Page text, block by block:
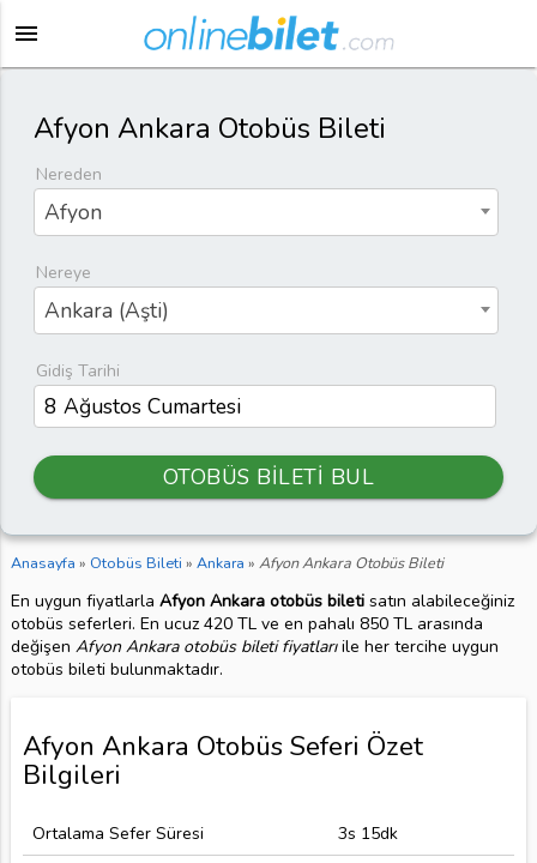
menu
Afyon Ankara Otobüs Bileti
Nereden
Afyon
Nereye
Ankara (Aşti)
Gidiş Tarihi
OTOBÜS BİLETİ BUL
Anasayfa » Otobüs Bileti » Ankara » Afyon Ankara Otobüs Bileti
En uygun fiyatlarla Afyon Ankara otobüs biletisatın alabileceğiniz
otobüs seferleri. En ucuz 420 TL ve en pahalı 850 TL arasında
değişen Afyon Ankara otobüs bileti fiyatlarıile her tercihe uygun
otobüs bileti bulunmaktadır.
Afyon Ankara Otobüs Seferi Özet
Bilgileri
Ortalama Sefer Süresi
3s 15dk